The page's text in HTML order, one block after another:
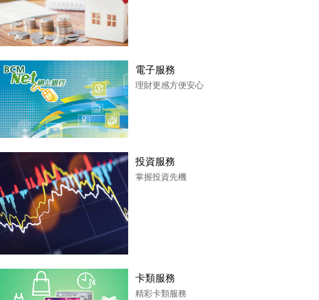
電子服務
理財更感方便安心
投資服務
掌握投資先機
卡類服務
精彩卡類服務